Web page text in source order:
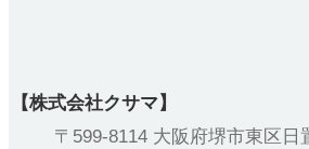
【株式会社クサマ】
〒599-8114 大阪府堺市東区日